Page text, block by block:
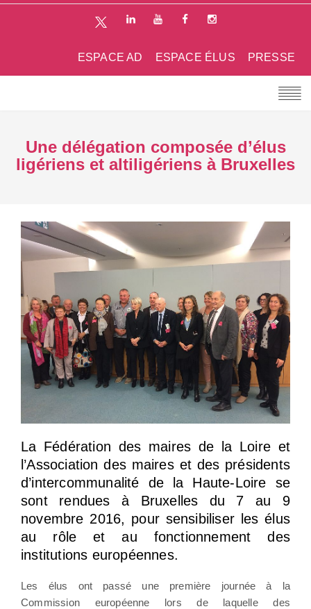
PRESSE
ESPACE ÉLUS
ESPACE AD
Une délégation composée d’élus
ligériens et altiligériens à Bruxelles
La Fédération des maires de la Loire et
l’Association des maires et des présidents
d’intercommunalité de la Haute-Loire se
sont rendues à Bruxelles du 7 au 9
novembre 2016, pour sensibiliser les élus
au rôle et au fonctionnement des
institutions européennes.
Les élus ont passé une première journée à la
Commission européenne lors de laquelle des